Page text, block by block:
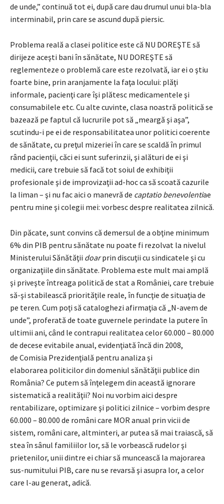
de unde,” continuă tot ei, după care dau drumul unui bla-bla
interminabil, prin care se ascund după piersic.
Problema reală a clasei politice este că NU DOREŞTE să
dirijeze aceşti bani în sănătate, NU DOREŞTE să
reglementeze o problemă care este rezolvată, iar ei o ştiu
foarte bine, prin aranjamente la faţa locului: plăţi
informale, pacienţi care îşi plătesc medicamentele şi
consumabilele etc. Cu alte cuvinte, clasa noastră politică se
bazează pe faptul că lucrurile pot să „meargă şi aşa”,
scutindu-i pe ei de responsabilitatea unor politici coerente
de sănătate, cu preţul mizeriei în care se scaldă în primul
rând pacienţii, căci ei sunt suferinzii, şi alături de ei şi
medicii, care trebuie să facă tot soiul de exhibiţii
profesionale şi de improvizaţii ad-hoc ca să scoată cazurile
la liman – şi nu fac aici o manevră de captatio benevolentiae
pentru mine şi colegii mei: vorbesc despre realitatea zilnică.
Din păcate, sunt convins că demersul de a obţine minimum
6% din PIB pentru sănătate nu poate fi rezolvat la nivelul
Ministerului Sănătăţii doarprin discuţii cu sindicatele şi cu
organizaţiile din sănătate. Problema este mult mai amplă
şi priveşte întreaga politică de stat a României, care trebuie
să-şi stabilească priorităţile reale, în funcţie de situaţia de
pe teren. Cum poţi să cataloghezi afirmaţia că „N-avem de
unde”, proferată de toate guvernele perindate la putere în
ultimii ani, când le contrapui realitatea celor 60.000 – 80.000
de decese evitabile anual, evidenţiată încă din 2008,
de Comisia Prezidenţială pentru analiza şi
elaborarea politicilor din domeniul sănătăţii publice din
România? Ce putem să înţelegem din această ignorare
sistematică a realităţii? Noi nu vorbim aici despre
rentabilizare, optimizare şi politici zilnice – vorbim despre
60.000 – 80.000 de români care MOR anual prin vicii de
sistem, români care, altminteri, ar putea să mai traiască, să
stea în sânul familiilor lor, să le vorbească rudelor şi
prietenilor, unii dintre ei chiar să muncească la majorarea
sus-numitului PIB, care nu se revarsă şi asupra lor, a celor
care l-au generat, adică.